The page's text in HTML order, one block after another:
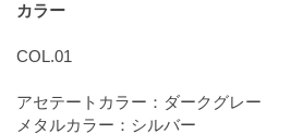
カラー
COL.01
アセテートカラー：ダークグレー
メタルカラー：シルバー